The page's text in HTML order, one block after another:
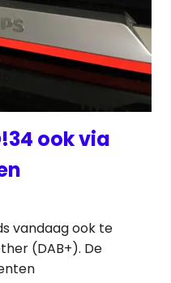
ook via
vandaag ook te
(DAB+). De